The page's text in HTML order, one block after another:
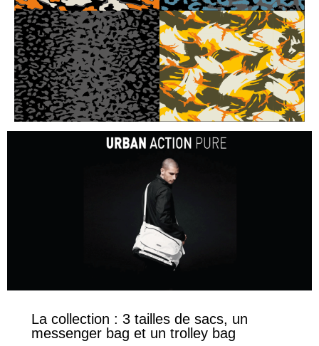
La collection : 3 tailles de sacs, un
messenger bag et un trolley bag